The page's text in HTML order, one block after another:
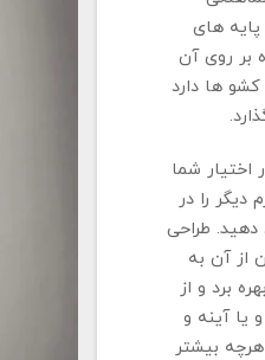
های
بر روی آن
ها دارد
در اختیار شما
دیگر را در
دهید. طراحی
از آن به
برد و از
یا آینه و
هرچه بیشتر